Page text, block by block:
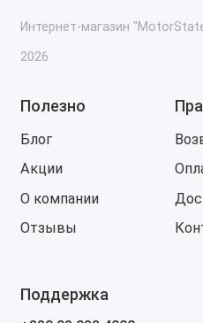
Интернет-магазин
2026
Полезно
Блог
Акции
О компании
Отзывы
Поддержка